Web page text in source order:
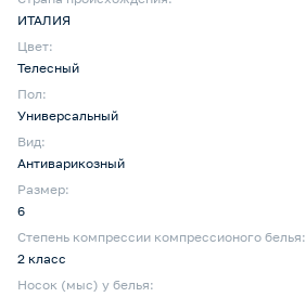
ИТАЛИЯ
Цвет:
Телесный
Пол:
Универсальный
Вид:
Антиварикозный
Размер:
6
Степень компрессии компрессионого белья:
2 класс
Носок (мыс) у белья: